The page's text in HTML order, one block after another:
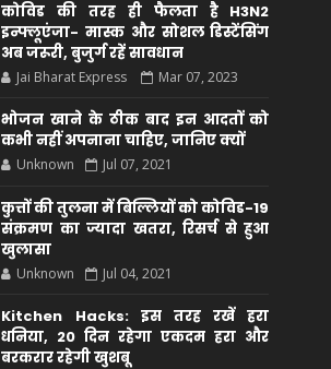
कोविड की तरह ही फैलता है H3N2
इन्फ्लूएंजा- मास्क और सोशल डिस्टेंसिंग
अब जरूरी, बुजुर्ग रहें सावधान
Jai Bharat Express Mar 07, 2023
भोजन खाने के ठीक बाद इन आदतों को
कभी नहीं अपनाना चाहिए, जानिए क्यों
Unknown Jul 07, 2021
कुत्तों की तुलना में बिल्लियों को कोविड-19
संक्रमण का ज्यादा खतरा, रिसर्च से हुआ
खुलासा
Unknown Jul 04, 2021
Kitchen Hacks: इस तरह रखें हरा
धनिया, 20 दिन रहेगा एकदम हरा और
बरकरार रहेगी खुशबू